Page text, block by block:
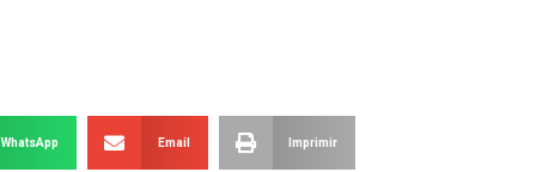
WhatsApp Email Imprimir